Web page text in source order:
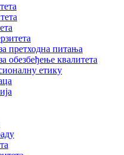
претходна питања
обезбеђење квалитета
етику